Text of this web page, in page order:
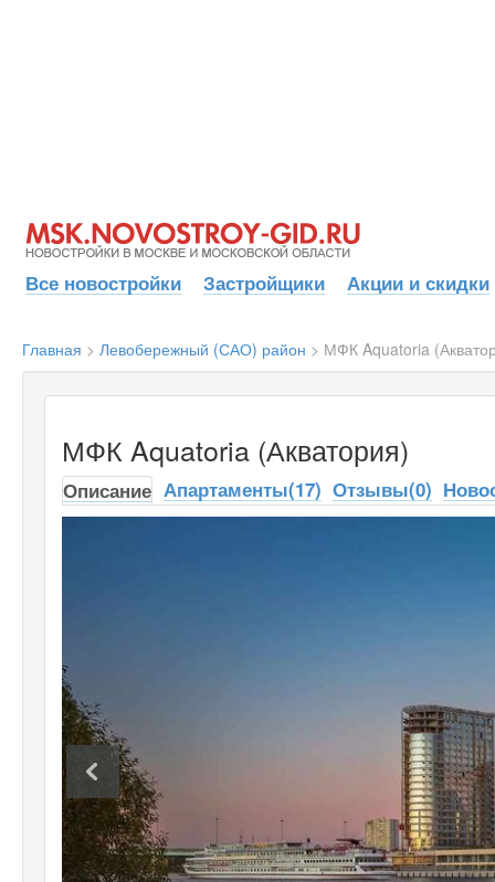
Все новостройки Застройщики Акции и скидки
Главная > Левобережный (САО) район > МФК Aquatoria
МФК Aquatoria (Акватория)
Описание Апартаменты(17) Отзывы(0)